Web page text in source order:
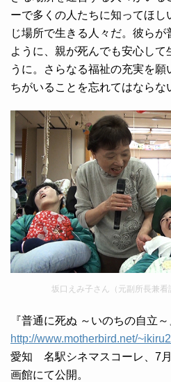
ーで多くの人たちに知ってほし
じ場所で生きる人々だ。彼ら
ように、親が死んでも安心して
うに。さらなる福祉の充実を
ちがいることを忘れてはならな
坂口えみ子さん（元副所長兼
『普通に死ぬ ～いのちの自立～
http://www.motherbird.net/
愛知 名駅シネマスコーレ、7
画館にて公開。